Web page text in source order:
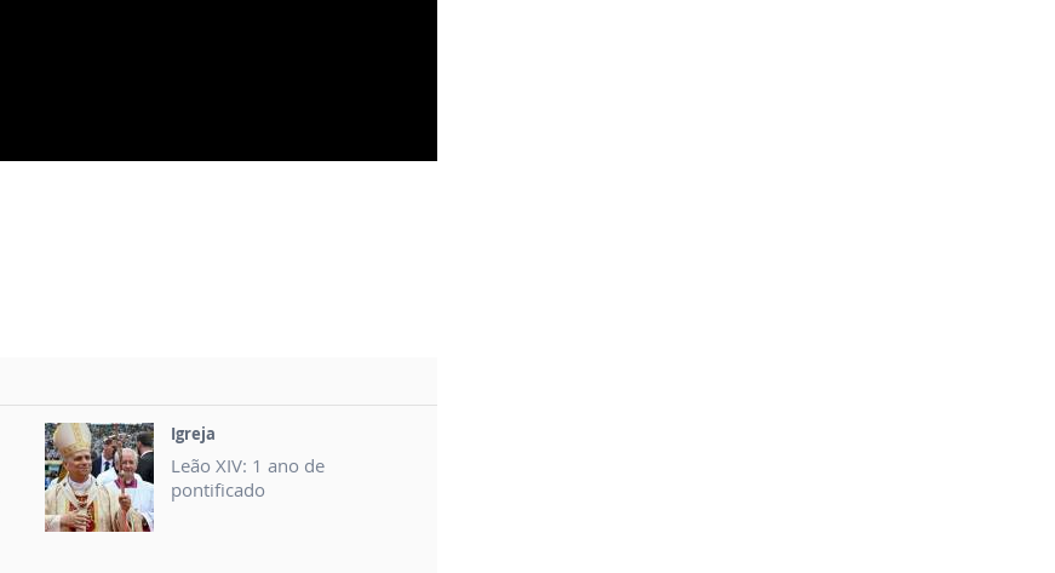
Igreja
Leão XIV: 1 ano de
pontificado